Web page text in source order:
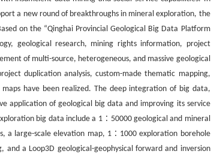
a new round of breakthroughs in mineral exploration, the
on the “Qinghai Provincial Geological Big Data Platform
geological research, mining rights information, project
of multi-source, heterogeneous, and massive geological
duplication analysis, custom-made thematic mapping,
have been realized. The deep integration of big data,
application of geological big data and improving its service
big data include a 1∶50000 geological and mineral
a large-scale elevation map, 1∶1000 exploration borehole
a Loop3D geological-geophysical forward and inversion